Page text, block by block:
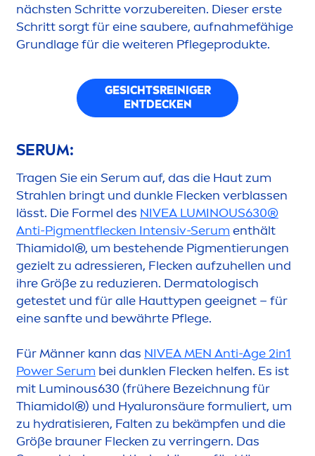
nächsten Schritte vorzubereiten. Dieser erste
Schritt sorgt für eine saubere, aufnahmefähige
Grundlage für die weiteren Pflegeprodukte.
GESICHTSREINIGER
ENTDECKEN
SERUM:
Tragen Sie ein Serum auf, das die Haut zum
Strahlen bringt und dunkle Flecken verblassen
lässt. Die Formel des NIVEA LUMINOUS630®
Anti-Pigmentflecken Intensiv-Serum enthält
Thiamidol®, um bestehende Pigmentierungen
gezielt zu adressieren, Flecken aufzuhellen und
ihre Größe zu reduzieren. Dermatologisch
getestet und für alle Hauttypen geeignet – für
eine sanfte und bewährte Pflege.
Für Männer kann das NIVEAMEN Anti-Age 2in1
Power Serum bei dunklen Flecken helfen. Es ist
mit Luminous630 (frühere Bezeichnung für
Thiamidol®) und Hyaluronsäure formuliert, um
zu hydratisieren, Falten zu bekämpfen und die
Größe brauner Flecken zu verringern. Das